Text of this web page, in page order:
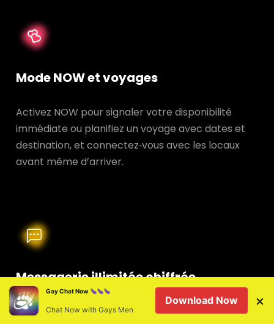
Mode NOW et voyages
Activez NOW pour signaler votre disponibilité
immédiate ou planifiez un voyage avec dates et
destination, et connectez‑vous avec les locaux
avant même d’arriver.
Messagerie illimitée chiffrée
Discutez sans limite — texte, photos et vidéo — le
Gay Chat Now
Chat Now with Gays Men
Download Now ×